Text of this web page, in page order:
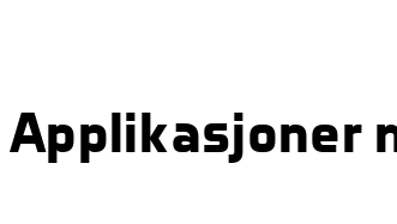
Applikasjoner